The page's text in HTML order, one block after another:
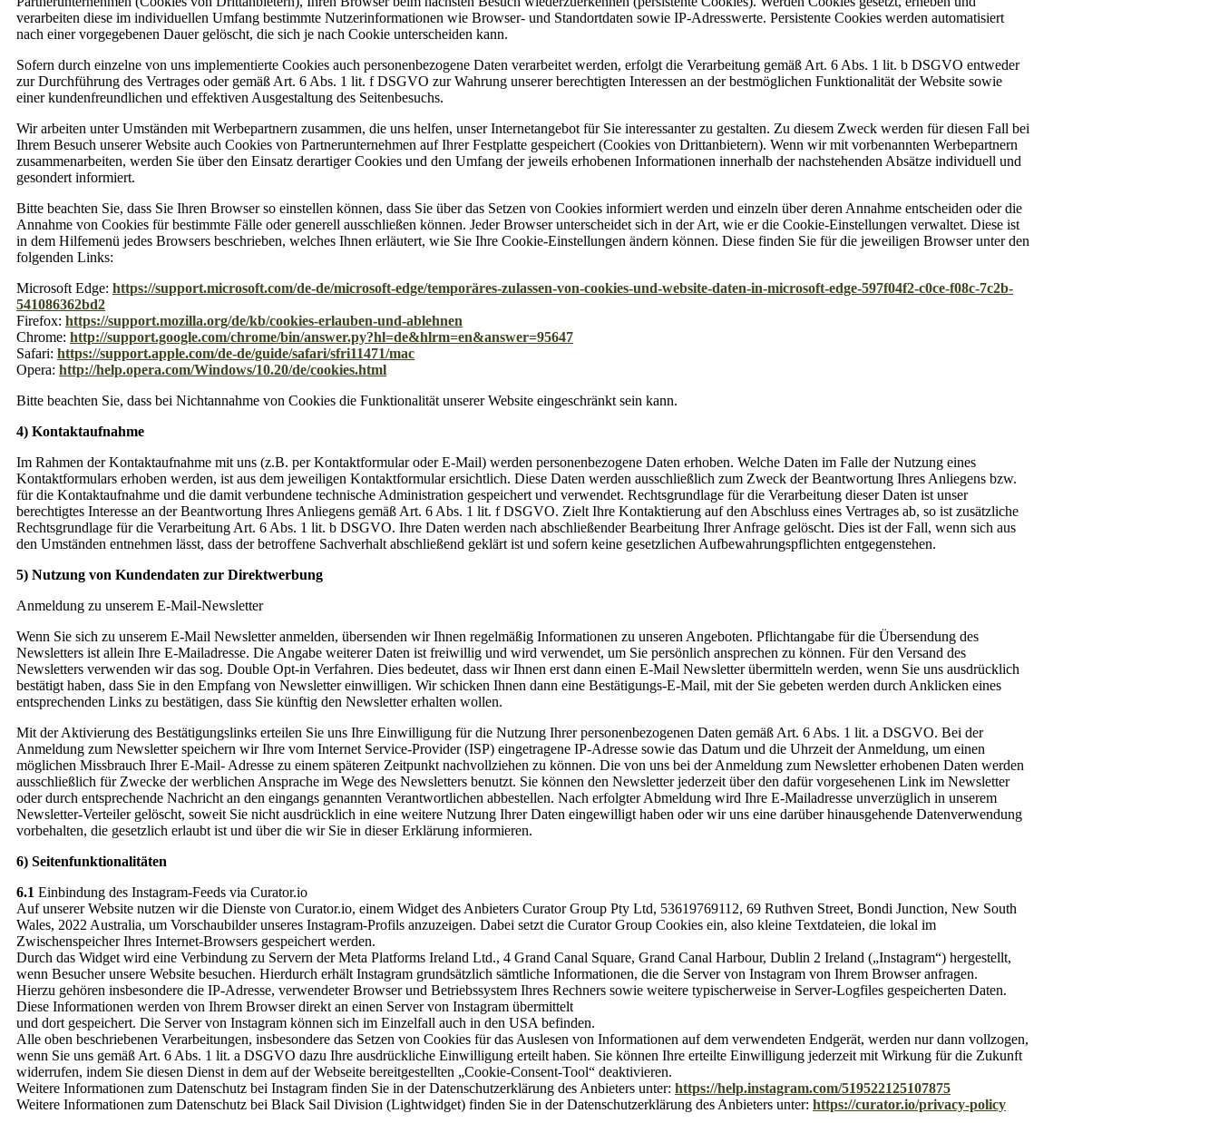
verarbeiten diese im individuellen Umfang bestimmte Nutzerinformationen wie Browser- und Standortdaten sowie IP-Adresswerte. Persistente Cookies werden automatisiert
nach einer vorgegebenen Dauer gelöscht, die sich je nach Cookie unterscheiden kann.
Sofern durch einzelne von uns implementierte Cookies auch personenbezogene Daten verarbeitet werden, erfolgt die Verarbeitung gemäß Art. 6 Abs. 1 lit. b DSGVO entweder
zur Durchführung des Vertrages oder gemäß Art. 6 Abs. 1 lit. f DSGVO zur Wahrung unserer berechtigten Interessen an der bestmöglichen Funktionalität der Website sowie
einer kundenfreundlichen und effektiven Ausgestaltung des Seitenbesuchs.
Wir arbeiten unter Umständen mit Werbepartnern zusammen, die uns helfen, unser Internetangebot für Sie interessanter zu gestalten. Zu diesem Zweck werden für diesen Fall bei
Ihrem Besuch unserer Website auch Cookies von Partnerunternehmen auf Ihrer Festplatte gespeichert (Cookies von Drittanbietern). Wenn wir mit vorbenannten Werbepartnern
zusammenarbeiten, werden Sie über den Einsatz derartiger Cookies und den Umfang der jeweils erhobenen Informationen innerhalb der nachstehenden Absätze individuell und
gesondert informiert.
Bitte beachten Sie, dass Sie Ihren Browser so einstellen können, dass Sie über das Setzen von Cookies informiert werden und einzeln über deren Annahme entscheiden oder die
Annahme von Cookies für bestimmte Fälle oder generell ausschließen können. Jeder Browser unterscheidet sich in der Art, wie er die Cookie-Einstellungen verwaltet. Diese ist
in dem Hilfemenü jedes Browsers beschrieben, welches Ihnen erläutert, wie Sie Ihre Cookie-Einstellungen ändern können. Diese finden Sie für die jeweiligen Browser unter den
folgenden Links:
Microsoft Edge: https://support.microsoft.com/de-de/microsoft-edge/temporäres-zulassen-von-cookies-und-website-daten-in-microsoft-edge-597f04f2-c0ce-f08c-7c2b-
541086362bd2
Firefox: https://support.mozilla.org/de/kb/cookies-erlauben-und-ablehnen
Chrome: http://support.google.com/chrome/bin/answer.py?hl=de&hlrm=en&answer=95647
Safari: https://support.apple.com/de-de/guide/safari/sfri11471/mac
Opera: http://help.opera.com/Windows/10.20/de/cookies.html
Bitte beachten Sie, dass bei Nichtannahme von Cookies die Funktionalität unserer Website eingeschränkt sein kann.
4) Kontaktaufnahme
Im Rahmen der Kontaktaufnahme mit uns (z.B. per Kontaktformular oder E-Mail) werden personenbezogene Daten erhoben. Welche Daten im Falle der Nutzung eines
Kontaktformulars erhoben werden, ist aus dem jeweiligen Kontaktformular ersichtlich. Diese Daten werden ausschließlich zum Zweck der Beantwortung Ihres Anliegens bzw.
für die Kontaktaufnahme und die damit verbundene technische Administration gespeichert und verwendet. Rechtsgrundlage für die Verarbeitung dieser Daten ist unser
berechtigtes Interesse an der Beantwortung Ihres Anliegens gemäß Art. 6 Abs. 1 lit. f DSGVO. Zielt Ihre Kontaktierung auf den Abschluss eines Vertrages ab, so ist zusätzliche
Rechtsgrundlage für die Verarbeitung Art. 6 Abs. 1 lit. b DSGVO. Ihre Daten werden nach abschließender Bearbeitung Ihrer Anfrage gelöscht. Dies ist der Fall, wenn sich aus
den Umständen entnehmen lässt, dass der betroffene Sachverhalt abschließend geklärt ist und sofern keine gesetzlichen Aufbewahrungspflichten entgegenstehen.
5) Nutzung von Kundendaten zur Direktwerbung
Anmeldung zu unserem E-Mail-Newsletter
Wenn Sie sich zu unserem E-Mail Newsletter anmelden, übersenden wir Ihnen regelmäßig Informationen zu unseren Angeboten. Pflichtangabe für die Übersendung des
Newsletters ist allein Ihre E-Mailadresse. Die Angabe weiterer Daten ist freiwillig und wird verwendet, um Sie persönlich ansprechen zu können. Für den Versand des
Newsletters verwenden wir das sog. Double Opt-in Verfahren. Dies bedeutet, dass wir Ihnen erst dann einen E-Mail Newsletter übermitteln werden, wenn Sie uns ausdrücklich
bestätigt haben, dass Sie in den Empfang von Newsletter einwilligen. Wir schicken Ihnen dann eine Bestätigungs-E-Mail, mit der Sie gebeten werden durch Anklicken eines
entsprechenden Links zu bestätigen, dass Sie künftig den Newsletter erhalten wollen.
Mit der Aktivierung des Bestätigungslinks erteilen Sie uns Ihre Einwilligung für die Nutzung Ihrer personenbezogenen Daten gemäß Art. 6 Abs. 1 lit. a DSGVO. Bei der
Anmeldung zum Newsletter speichern wir Ihre vom Internet Service-Provider (ISP) eingetragene IP-Adresse sowie das Datum und die Uhrzeit der Anmeldung, um einen
möglichen Missbrauch Ihrer E-Mail- Adresse zu einem späteren Zeitpunkt nachvollziehen zu können. Die von uns bei der Anmeldung zum Newsletter erhobenen Daten werden
ausschließlich für Zwecke der werblichen Ansprache im Wege des Newsletters benutzt. Sie können den Newsletter jederzeit über den dafür vorgesehenen Link im Newsletter
oder durch entsprechende Nachricht an den eingangs genannten Verantwortlichen abbestellen. Nach erfolgter Abmeldung wird Ihre E-Mailadresse unverzüglich in unserem
Newsletter-Verteiler gelöscht, soweit Sie nicht ausdrücklich in eine weitere Nutzung Ihrer Daten eingewilligt haben oder wir uns eine darüber hinausgehende Datenverwendung
vorbehalten, die gesetzlich erlaubt ist und über die wir Sie in dieser Erklärung informieren.
6) Seitenfunktionalitäten
6.1 Einbindung des Instagram-Feeds via Curator.io
Auf unserer Website nutzen wir die Dienste von Curator.io, einem Widget des Anbieters Curator Group Pty Ltd, 53619769112, 69 Ruthven Street, Bondi Junction, New South
Wales, 2022 Australia, um Vorschaubilder unseres Instagram-Profils anzuzeigen. Dabei setzt die Curator Group Cookies ein, also kleine Textdateien, die lokal im
Zwischenspeicher Ihres Internet-Browsers gespeichert werden.
Durch das Widget wird eine Verbindung zu Servern der Meta Platforms Ireland Ltd., 4 Grand Canal Square, Grand Canal Harbour, Dublin 2 Ireland („Instagram“) hergestellt,
wenn Besucher unsere Website besuchen. Hierdurch erhält Instagram grundsätzlich sämtliche Informationen, die die Server von Instagram von Ihrem Browser anfragen.
Hierzu gehören insbesondere die IP-Adresse, verwendeter Browser und Betriebssystem Ihres Rechners sowie weitere typischerweise in Server-Logfiles gespeicherten Daten.
Diese Informationen werden von Ihrem Browser direkt an einen Server von Instagram übermittelt
und dort gespeichert. Die Server von Instagram können sich im Einzelfall auch in den USA befinden.
Alle oben beschriebenen Verarbeitungen, insbesondere das Setzen von Cookies für das Auslesen von Informationen auf dem verwendeten Endgerät, werden nur dann vollzogen,
wenn Sie uns gemäß Art. 6 Abs. 1 lit. a DSGVO dazu Ihre ausdrückliche Einwilligung erteilt haben. Sie können Ihre erteilte Einwilligung jederzeit mit Wirkung für die Zukunft
widerrufen, indem Sie diesen Dienst in dem auf der Webseite bereitgestellten „Cookie-Consent-Tool“ deaktivieren.
Weitere Informationen zum Datenschutz bei Instagram finden Sie in der Datenschutzerklärung des Anbieters unter: https://help.instagram.com/519522125107875
Weitere Informationen zum Datenschutz bei Black Sail Division (Lightwidget) finden Sie in der Datenschutzerklärung des Anbieters unter: https://curator.io/privacy-policy